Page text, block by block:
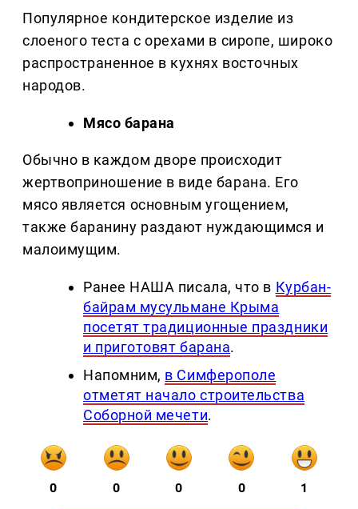
Популярное кондитерское изделие из
слоеного теста с орехами в сиропе, широко
распространенное в кухнях восточных
народов.
Мясо барана
Обычно в каждом дворе происходит
жертвоприношение в виде барана. Его
мясо является основным угощением,
также баранину раздают нуждающимся и
малоимущим.
Ранее НАША писала, что в Курбан-
байрам мусульмане Крыма
посетят традиционные праздники
и приготовят барана.
Напомним, в Симферополе
отметят начало строительства
Соборной мечети.
0 0 0 0 1